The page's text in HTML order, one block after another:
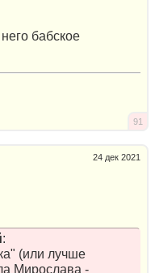
бабское
91
24 дек 2021
:
(или лучше
Мирослава -